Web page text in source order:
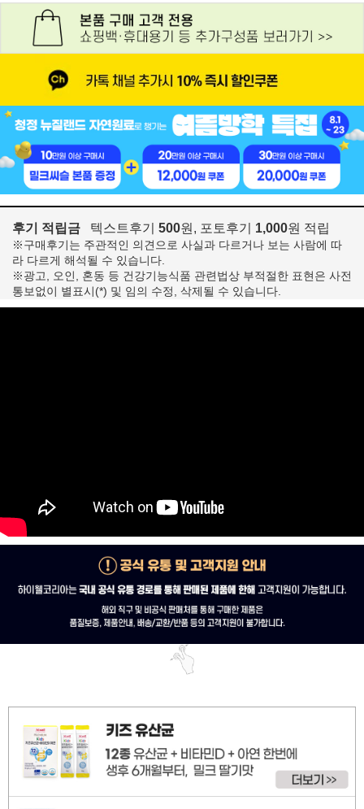
후기 적립금 텍스트후기 500원, 포토후기 1,000원 적립
※구매후기는 주관적인 의견으로 사실과 다르거나 보는 사람에 따
라 다르게 해석될 수 있습니다.
※광고, 오인, 혼동 등 건강기능식품 관련법상 부적절한 표현은 사전
통보없이 별표시(*) 및 임의 수정, 삭제될 수 있습니다.